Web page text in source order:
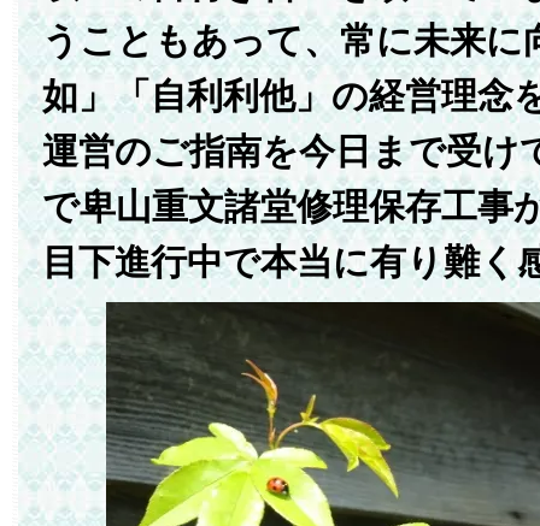
うこともあって、常に未来に
如」「自利利他」の経営理念
運営のご指南を今日まで受け
で卑山重文諸堂修理保存工事
目下進行中で本当に有り難く